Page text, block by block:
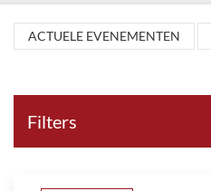
ACTUELE EVENEMENTEN
Filters